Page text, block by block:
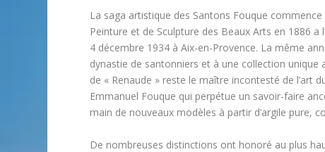
La saga artistique des Santons Fouque
Peinture et de Sculpture des Beaux Arts en 1886
4 décembre 1934 à Aix-en-Provence. La même
dynastie de santonniers et à une collection
de « Renaude » reste le maître incontesté de l’art
Emmanuel Fouque qui perpétue un savoir-faire
main de nouveaux modèles à partir d’argile pure,
De nombreuses distinctions ont honoré au plus